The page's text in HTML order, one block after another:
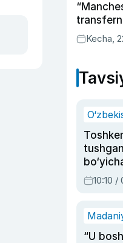
Kecha,
hukmi
10:10 /
“U